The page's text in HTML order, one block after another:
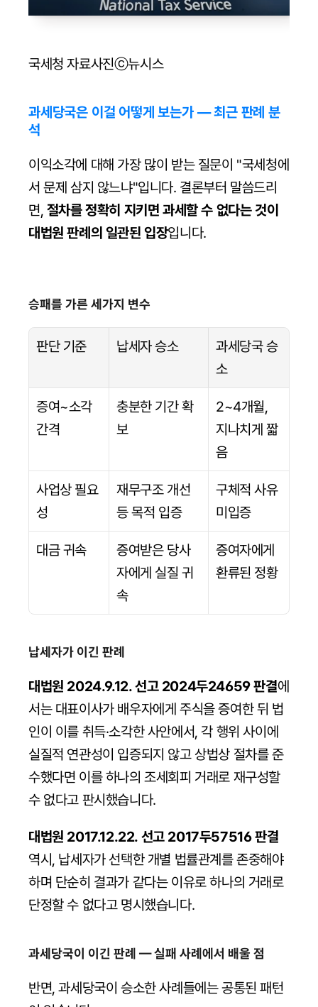
국세청 자료사진ⓒ뉴시스
과세당국은 이걸 어떻게 보는가 — 최근 판례 분
석
이익소각에 대해 가장 많이 받는 질문이 "국세청에
서 문제 삼지 않느냐"입니다. 결론부터 말씀드리
면, 절차를 정확히 지키면 과세할 수 없다는 것이
대법원 판례의 일관된 입장입니다.
승패를 가른 세가지 변수
판단 기준 납세자 승소
과세당국 승
소
증여~소각
간격
충분한 기간 확
보
2~4개월,
지나치게 짧
음
사업상 필요
성
재무구조 개선
등 목적 입증
구체적 사유
미입증
대금 귀속
증여받은 당사
자에게 실질 귀
속
증여자에게
환류된 정황
납세자가 이긴 판례
대법원 2024.9.12. 선고 2024두24659 판결에
서는 대표이사가 배우자에게 주식을 증여한 뒤 법
인이 이를 취득·소각한 사안에서, 각 행위 사이에
실질적 연관성이 입증되지 않고 상법상 절차를 준
수했다면 이를 하나의 조세회피 거래로 재구성할
수 없다고 판시했습니다.
대법원 2017.12.22. 선고 2017두57516 판결
역시, 납세자가 선택한 개별 법률관계를 존중해야
하며 단순히 결과가 같다는 이유로 하나의 거래로
단정할 수 없다고 명시했습니다.
과세당국이 이긴 판례 — 실패 사례에서 배울 점
반면, 과세당국이 승소한 사례들에는 공통된 패턴